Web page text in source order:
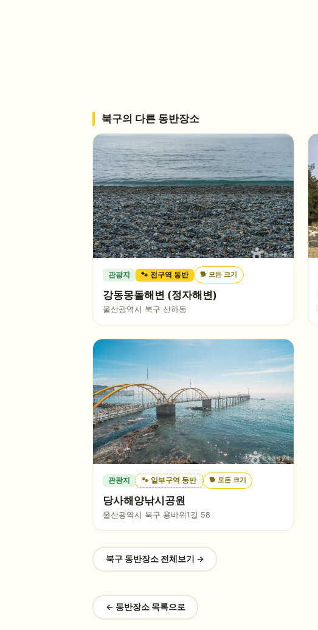
북구의 다른 동반장소
관광지 🐾 전구역 동반 🐕 모든 크기
강동몽돌해변 (정자해변)
울산광역시 북구 산하동
관광지 🐾 일부구역 동반 🐕 모든 크기
당사해양낚시공원
울산광역시 북구 용바위1길 58
북구동반장소 전체보기 →
← 동반장소 목록으로